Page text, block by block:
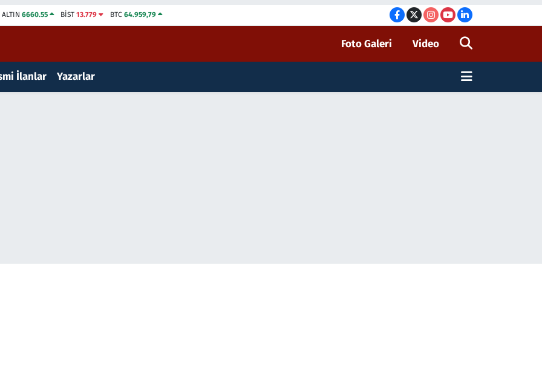
ALTIN 6660.55 BİST13.779 BTC 64.959,79
Foto Galeri Video
İlanlar Yazarlar